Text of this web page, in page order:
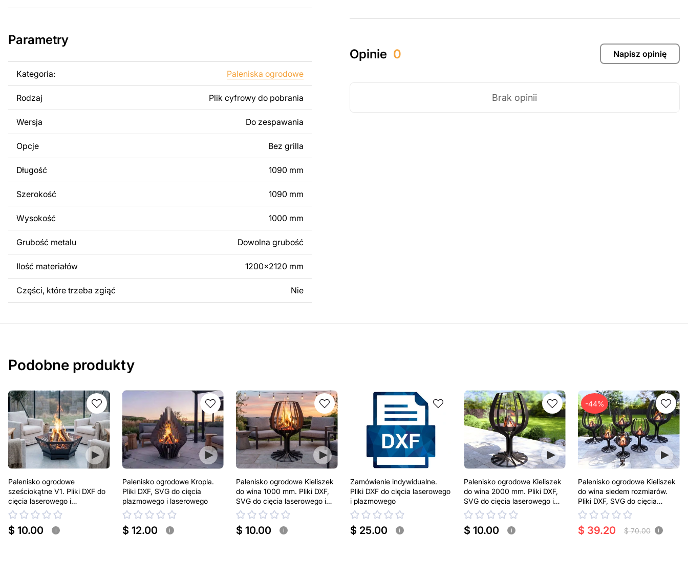
zostały zaprojektowane z myślą o nowoczesnej estetyce i łatwym montażu, aby
Można używać tych plików do tworzenia gotowych produktów zarówno do
odsprzedaż lub udostępnianie oryginalnych bądź zmodyfikowanych plików jest
Za dodatkową opłatą możemy dostosować projekt poprzez dodanie tekstu,
obrazów lub logo Twojej firmy albo wprowadzenie innych modyfikacji według
Twoich potrzeb. Jeśli potrzebujesz indywidualnego projektu metalowego
produktu, skontaktuj się z nami.
Jeśli masz jakiekolwiek pytania lub potrzebujesz pomocy, skontaktuj się z nami
w dowolnym momencie – zawsze chętnie pomożemy.
Parametry
Kategoria: Paleniska ogrodowe
Rodzaj Plik cyfrowy do pobrania
Wersja Do zespawania
Opcje Bez grilla
Długość 1090 mm
Szerokość 1090 mm
Wysokość 1000 mm
Grubość metalu Dowolna grubość
Ilość materiałów 1200x2120 mm
Części, które trzeba zgiąć Nie
Opinie 0 Napisz opinię
Brak opinii
Podobne produkty
Palenisko ogrodowe
sześciokątne V1. Pliki DXF do
cięcia laserowego i
plazmowego
$ 10.00 i
Palenisko ogrodowe Kropla.
Pliki DXF, SVG do cięcia
plazmowego i laserowego
$ 12.00 i
Palenisko ogrodowe Kieliszek
do wina 1000 mm. Pliki DXF,
SVG do cięcia laserowego i
plazmowego
$ 10.00 i
Zamówienie indywidualne.
Pliki DXF do cięcia laserowego
i plazmowego
$ 25.00 i
Palenisko ogrodowe Kieliszek
do wina 2000 mm. Pliki DXF,
SVG do cięcia laserowego i
plazmowego
$ 10.00 i
-44%
Palenisko ogrodowe Kieliszek
do wina siedem rozmiarów.
Pliki DXF, SVG do cięcia
laserowego i plazmowego
$ 39.20 $ 70.00 i